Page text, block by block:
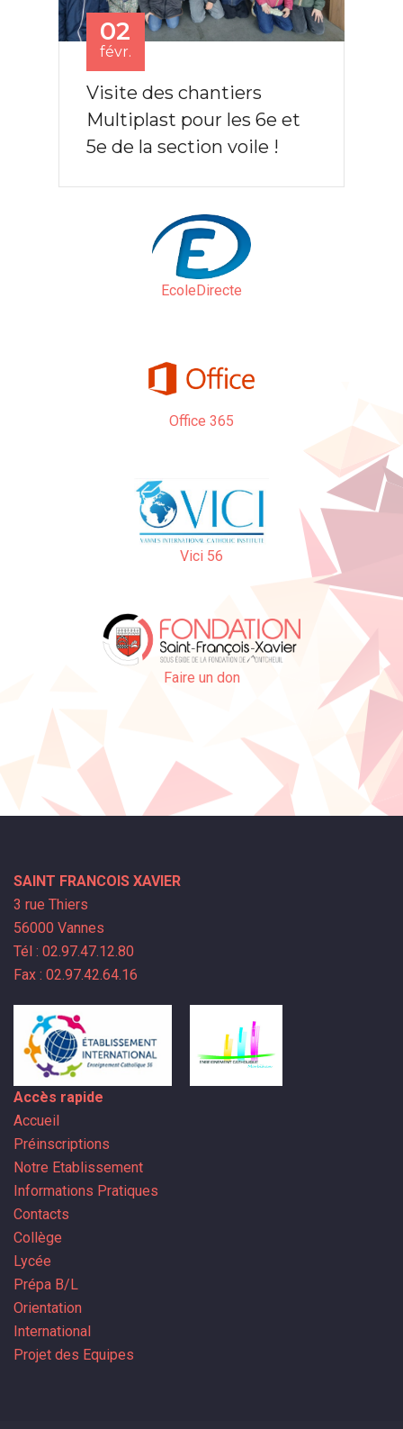
02
févr.
Visite des chantiers
Multiplast pour les 6e et
5e de la section voile !
EcoleDirecte
Office 365
Vici 56
Faire un don
SAINT FRANCOIS XAVIER
3 rue Thiers
56000 Vannes
Tél : 02.97.47.12.80
Fax : 02.97.42.64.16
Accès rapide
Accueil
Préinscriptions
Notre Etablissement
Informations Pratiques
Contacts
Collège
Lycée
Prépa B/L
Orientation
International
Projet des Equipes